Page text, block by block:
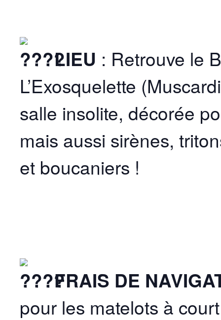
LIEU : Retrouve le
L’Exosquelette
salle insolite, décorée
mais aussi sirènes,
et boucaniers !
FRAIS DE
pour les matelots à